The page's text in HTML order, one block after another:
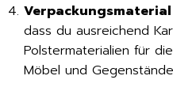
dass du ausreichend
Polstermaterialien für
Möbel und